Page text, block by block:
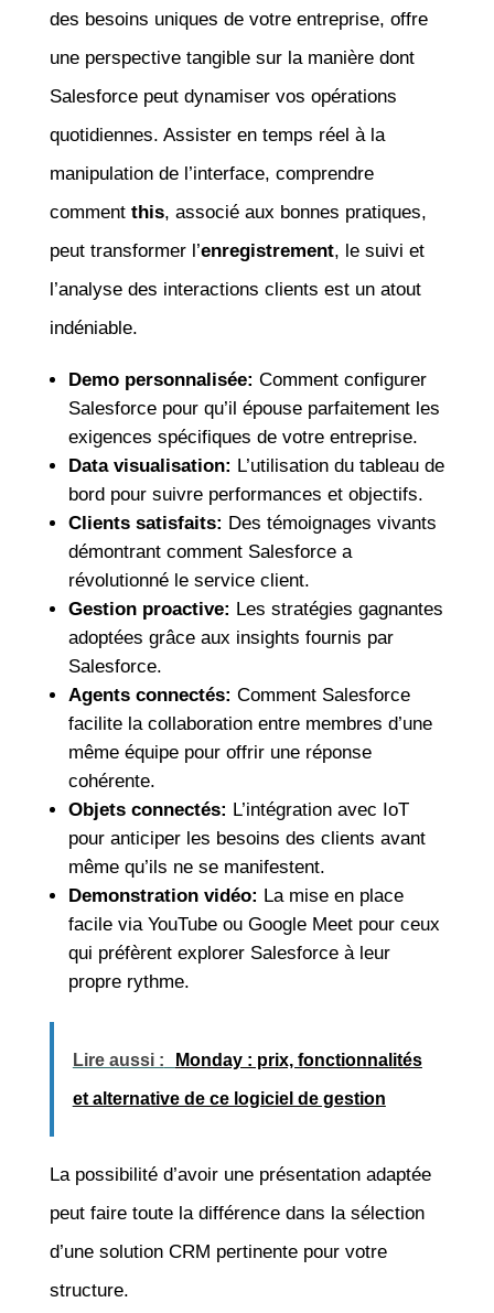
des besoins uniques de votre entreprise, offre
une perspective tangible sur la manière dont
Salesforce peut dynamiser vos opérations
quotidiennes. Assister en temps réel à la
manipulation de l’interface, comprendre
comment this, associé aux bonnes pratiques,
peut transformer l’enregistrement, le suivi et
l’analyse des interactions clients est un atout
indéniable.
Demo personnalisée: Comment configurer
Salesforce pour qu’il épouse parfaitement les
exigences spécifiques de votre entreprise.
Data visualisation: L’utilisation du tableau de
bord pour suivre performances et objectifs.
Clients satisfaits: Des témoignages vivants
démontrant comment Salesforce a
révolutionné le service client.
Gestion proactive: Les stratégies gagnantes
adoptées grâce aux insights fournis par
Salesforce.
Agents connectés: Comment Salesforce
facilite la collaboration entre membres d’une
même équipe pour offrir une réponse
cohérente.
Objets connectés: L’intégration avec IoT
pour anticiper les besoins des clients avant
même qu’ils ne se manifestent.
Demonstration vidéo: La mise en place
facile via YouTube ou Google Meet pour ceux
qui préfèrent explorer Salesforce à leur
propre rythme.
Lire aussi : Monday : prix, fonctionnalités
et alternative de ce logiciel de gestion
La possibilité d’avoir une présentation adaptée
peut faire toute la différence dans la sélection
d’une solution CRM pertinente pour votre
structure.